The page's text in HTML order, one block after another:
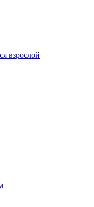
взрослой